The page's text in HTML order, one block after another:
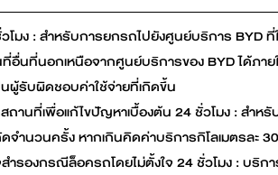
มง : สำหรับการยกรถไปยังศูนย์บริการ BYD
อื่นที่นอกเหนือจากศูนย์บริการของ BYD ได้ภาย
ผู้รับผิดชอบค่าใช้จ่ายที่เกิดขึ้น
านที่เพื่อแก้ไขปัญหาเบื้องต้น 24 ชั่วโมง : สำห
จำนวนครั้ง หากเกินคิดค่าบริการกิโลเมตรละ
รองกรณีล็อครถโดยไม่ตั้งใจ 24 ชั่วโมง : บริก